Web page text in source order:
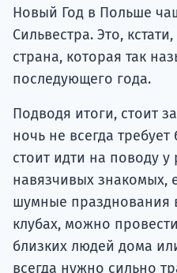
Новый Год в Польше
Сильвестра. Это,
страна, которая так
последующего года.
Подводя итоги, стоит
ночь не всегда
стоит идти на поводу
навязчивых знакомых,
шумные празднования
клубах, можно
близких людей дома
всегда нужно сильно